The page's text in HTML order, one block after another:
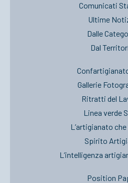
Comunicati
Ultime
Dalle
Dal
Gallerie
Ritratti del
Linea verde
L’artigianato
Spirito
L’intelligenza
Position